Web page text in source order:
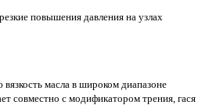
повышения давления на узлах
масла в широком диапазоне
совместно с модификатором трения, гася